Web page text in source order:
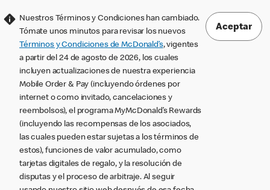
Nuestros Términos y Condiciones han cambiado.
Tómate unos minutos para revisar los nuevos
Términos y Condiciones de McDonald’s, vigentes
a partir del 24 de agosto de 2026, los cuales
incluyen actualizaciones de nuestra experiencia
Mobile Order & Pay (incluyendo órdenes por
internet o como invitado, cancelaciones y
reembolsos), el programa MyMcDonald’s Rewards
(incluyendo las recompensas de los asociados,
las cuales pueden estar sujetas a los términos de
estos), funciones de valor acumulado, como
tarjetas digitales de regalo, y la resolución de
disputas y el proceso de arbitraje. Al seguir
Aceptar